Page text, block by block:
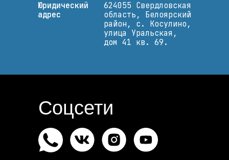
Юридический
адрес
624055 Свердловская
область, Белоярский
район, с. Косулино,
улица Уральская,
дом 41 кв. 69.
Соцсети